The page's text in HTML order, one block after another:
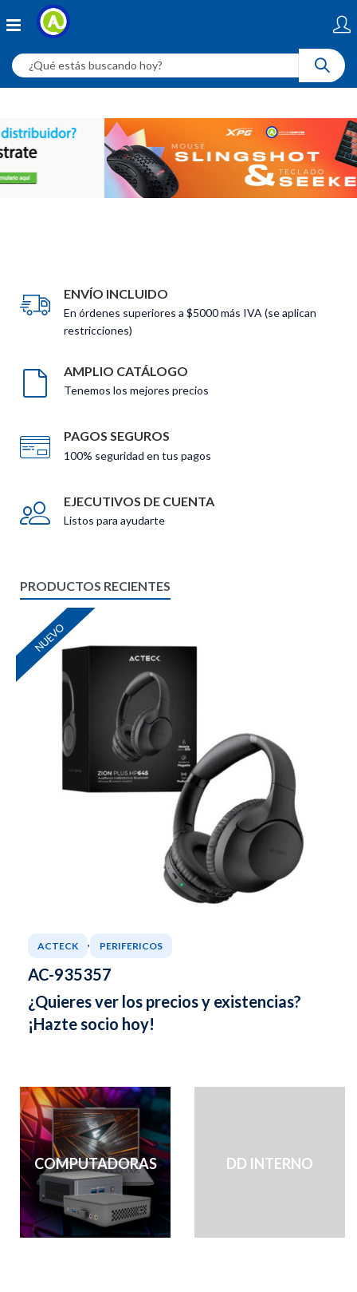
ENVÍO INCLUIDO
En órdenes superiores a $5000 más IVA (se aplican
restricciones)
AMPLIO CATÁLOGO
Tenemos los mejores precios
PAGOS SEGUROS
100% seguridad en tus pagos
EJECUTIVOS DE CUENTA
Listos para ayudarte
PRODUCTOS RECIENTES
NUEVO
ACTECK , PERIFERICOS
AC-935357
¿Quieres ver los precios y existencias?
¡Hazte socio hoy!
COMPUTADORAS DD INTERNO